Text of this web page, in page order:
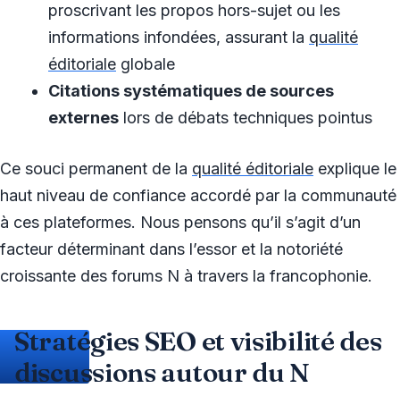
proscrivant les propos hors-sujet ou les
informations infondées, assurant la qualité
éditoriale globale
Citations systématiques de sources
externes lors de débats techniques pointus
Ce souci permanent de la qualité éditoriale explique le
haut niveau de confiance accordé par la communauté
à ces plateformes. Nous pensons qu’il s’agit d’un
facteur déterminant dans l’essor et la notoriété
croissante des forums N à travers la francophonie.
Stratégies SEO et visibilité des
discussions autour du N